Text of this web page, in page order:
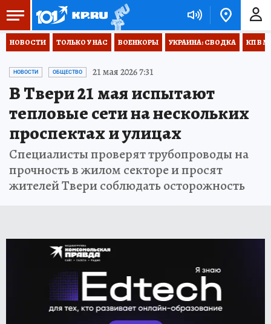
НОВОСТИ ТОЛЬКО У НАС ВОЕНКОРЫ УКРАИНА: СВОДКА КП В
НОВОСТИ ОБЩЕСТВО 21 мая 2026 7:31
В Твери 21 мая испытают
тепловые сети на нескольких
проспектах и улицах
Специалисты проверят трубопроводы на
прочность в жилом секторе и просят
жителей Твери соблюдать осторожность